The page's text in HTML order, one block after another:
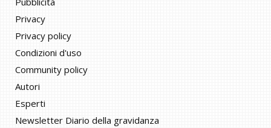
Privacy
Privacy policy
Condizioni d'uso
Community policy
Autori
Esperti
Newsletter Diario della gravidanza